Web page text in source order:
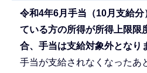
令和4年6月手当（10月支給
ている方の所得が所得上限限
合、手当は支給対象外となり
手当が支給されなくなったあ